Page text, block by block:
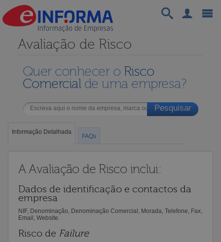
Avaliação de Risco
Quer conhecer o Risco
Comercialde uma empresa?
Informação Detalhada
FAQs
A Avaliação de Risco inclui:
Dados de identificação e contactos da
empresa
NIF, Denominação, Denominação Comercial, Morada, Telefone, Fax,
Email, Website.
Risco de Failure